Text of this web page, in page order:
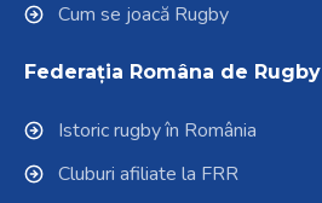
Cum se joacă Rugby
Federația Româna de Rugby
Istoric rugby în România
Cluburi afiliate la FRR